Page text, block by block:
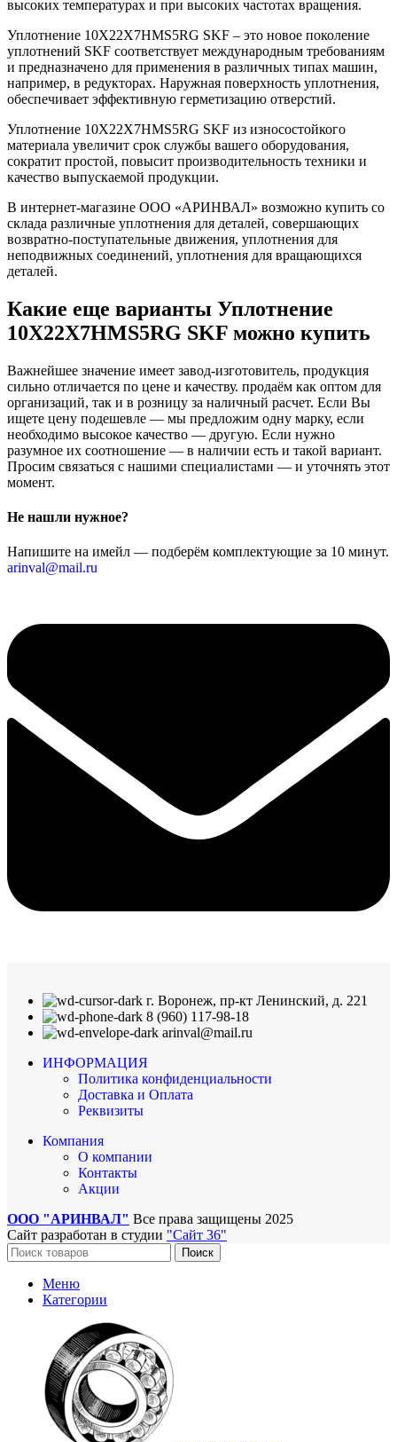
высоких температурах и при высоких частотах вращения.
Уплотнение 10X22X7HMS5RG SKF – это новое поколение
уплотнений SKF соответствует международным требованиям
и предназначено для применения в различных типах машин,
например, в редукторах. Наружная поверхность уплотнения,
обеспечивает эффективную герметизацию отверстий.
Уплотнение 10X22X7HMS5RG SKF из износостойкого
материала увеличит срок службы вашего оборудования,
сократит простой, повысит производительность техники и
качество выпускаемой продукции.
В интернет-магазине ООО «АРИНВАЛ» возможно купить со
склада различные уплотнения для деталей, совершающих
возвратно-поступательные движения, уплотнения для
неподвижных соединений, уплотнения для вращающихся
деталей.
Какие еще варианты Уплотнение
10X22X7HMS5RG SKF можно купить
Важнейшее значение имеет завод-изготовитель, продукция
сильно отличается по цене и качеству. продаём как оптом для
организаций, так и в розницу за наличный расчет. Если Вы
ищете цену подешевле — мы предложим одну марку, если
необходимо высокое качество — другую. Если нужно
разумное их соотношение — в наличии есть и такой вариант.
Просим связаться с нашими специалистами — и уточнять этот
момент.
Не нашли нужное?
Напишите на имейл — подберём комплектующие за 10 минут.
arinval@mail.ru
г. Воронеж, пр-кт Ленинский, д. 221
8 (960) 117-98-18
arinval@mail.ru
ИНФОРМАЦИЯ
Политика конфиденциальности
Доставка и Оплата
Реквизиты
Компания
О компании
Контакты
Акции
ООО "АРИНВАЛ" Все права защищены 2025
Сайт разработан в студии "Сайт 36"
Поиск
Меню
Категории